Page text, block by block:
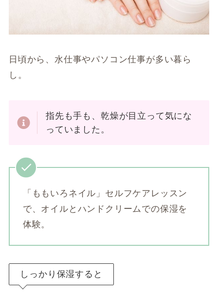
日頃から、水仕事やパソコン仕事が多い暮ら
し。
指先も手も、乾燥が目立って気にな
っていました。
「ももいろネイル」セルフケアレッスン
で、オイルとハンドクリームでの保湿を
体験。
しっかり保湿すると